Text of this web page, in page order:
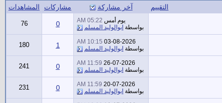
التقييم آخر مشاركة مشاركات المشاهدات
يوم أمس 05:22 AM
بواسطة ابوالوليد المسلم 0
76
03-08-2026
10:15 AM
بواسطة ابوالوليد المسلم 1
180
26-07-2026
11:59 AM
بواسطة ابوالوليد المسلم 0
241
20-07-2026
11:59 AM
بواسطة ابوالوليد المسلم 0
231